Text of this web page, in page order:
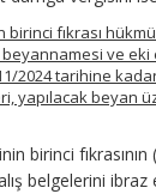
birinci fıkrası
beyannamesi ve
2024 tarihine
yapılacak beyan
birinci
belgelerini